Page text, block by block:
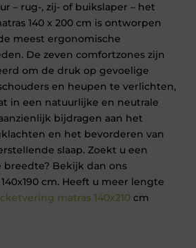
– rug-, zij- of buikslaper – het
140 x 200 cm is ontworpen
meest ergonomische
De zeven comfortzones zijn
om de druk op gevoelige
en heupen te verlichten,
in een natuurlijke en neutrale
bijdragen aan het
en het bevorderen van
slaap. Zoekt u een
breedte? Bekijk dan ons
cm. Heeft u meer lengte
matras 140x210cm